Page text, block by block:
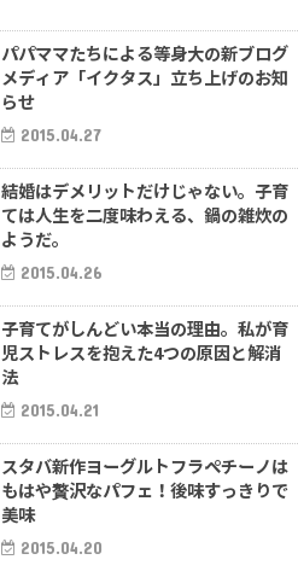
パパママたちによる等身大の新ブログ
メディア「イクタス」立ち上げのお知
らせ
2015.04.27
結婚はデメリットだけじゃない。子育
ては人生を二度味わえる、鍋の雑炊の
ようだ。
2015.04.26
子育てがしんどい本当の理由。私が育
児ストレスを抱えた4つの原因と解消
法
2015.04.21
スタバ新作ヨーグルトフラペチーノは
もはや贅沢なパフェ！後味すっきりで
美味
2015.04.20